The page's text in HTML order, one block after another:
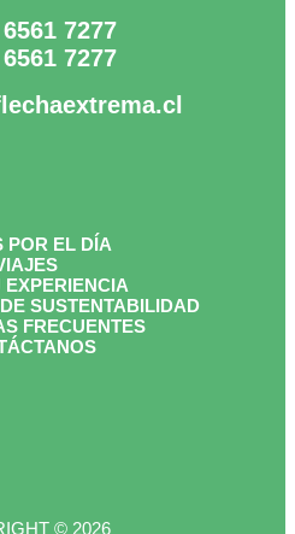
7277
7277
POR EL DÍA
EXPERIENCIA
SUSTENTABILIDAD
FRECUENTES
© 2026